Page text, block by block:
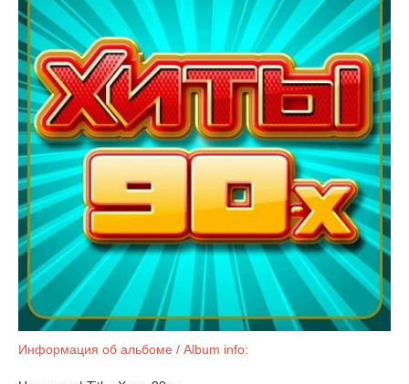
Информация об альбоме / Album info: